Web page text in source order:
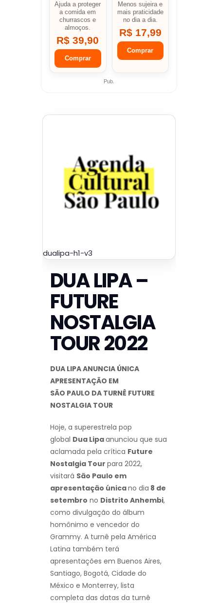
Ajuda a proteger
a comida em
churrascos e
almoços.
R$ 39,90
Comprar
Menos sujeira e
mais praticidade
no dia a dia.
R$ 17,99
Comprar
Pub.
dualipa-h1-v3
DUA LIPA –
FUTURE
NOSTALGIA
TOUR 2022
DUA LIPAANUNCIA ÚNICA
APRESENTAÇÃO EM
SÃO PAULO DA TURNÊ FUTURE
NOSTALGIA TOUR
Hoje, a superestrela pop
global Dua Lipaanunciou que sua
aclamada pela crítica Future
Nostalgia Tour para 2022,
visitará São Paulo em
apresentação únicano dia 8 de
setembro no Distrito Anhembi,
como divulgação do álbum
homônimo e vencedor do
Grammy. A turnê pela América
Latina também terá
apresentações em Buenos Aires,
Santiago, Bogotá, Cidade do
México e Monterrey, lista
completa das datas da turnê